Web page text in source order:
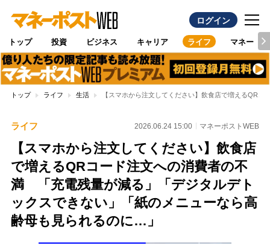
ログイン
トップ 投資 ビジネス キャリア ライフ マネー
トップ ライフ 生活 【スマホから注文してください】飲食店で増えるQR
ライフ 2026.06.24 15:00 マネーポストWEB
【スマホから注文してください】飲食店
で増えるQRコード注文への消費者の不
満 「充電残量が減る」「デジタルデト
ックスできない」「紙のメニューなら高
齢母も見られるのに…」